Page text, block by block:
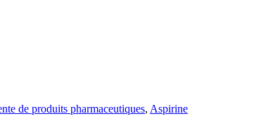
de produits pharmaceutiques, Aspirine